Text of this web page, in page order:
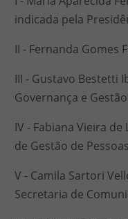
indicada pela
II - Fernanda Gomes
III - Gustavo Bestetti
Governança e
IV - Fabiana Vieira
de Gestão de
V - Camila Sartori
Secretaria de